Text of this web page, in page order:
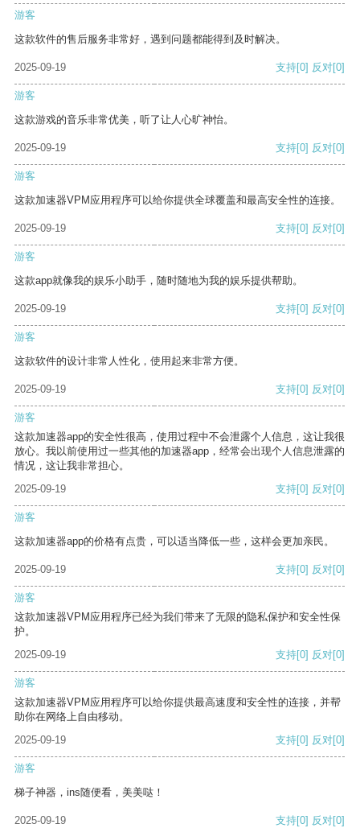
游客
这款软件的售后服务非常好，遇到问题都能得到及时解决。
2025-09-19 支持[0] 反对[0]
游客
这款游戏的音乐非常优美，听了让人心旷神怡。
2025-09-19 支持[0] 反对[0]
游客
这款加速器VPM应用程序可以给你提供全球覆盖和最高安全性的连接。
2025-09-19 支持[0] 反对[0]
游客
这款app就像我的娱乐小助手，随时随地为我的娱乐提供帮助。
2025-09-19 支持[0] 反对[0]
游客
这款软件的设计非常人性化，使用起来非常方便。
2025-09-19 支持[0] 反对[0]
游客
这款加速器app的安全性很高，使用过程中不会泄露个人信息，这让我很
放心。我以前使用过一些其他的加速器app，经常会出现个人信息泄露的
情况，这让我非常担心。
2025-09-19
支持[0] 反对[0]
游客
这款加速器app的价格有点贵，可以适当降低一些，这样会更加亲民。
2025-09-19 支持[0] 反对[0]
游客
这款加速器VPM应用程序已经为我们带来了无限的隐私保护和安全性保
护。
2025-09-19
支持[0] 反对[0]
游客
这款加速器VPM应用程序可以给你提供最高速度和安全性的连接，并帮
助你在网络上自由移动。
2025-09-19
支持[0] 反对[0]
游客
梯子神器，ins随便看，美美哒！
2025-09-19 支持[0] 反对[0]